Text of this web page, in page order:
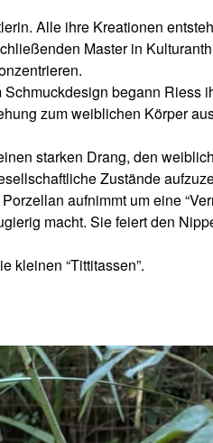
Alle ihre Kreationen
Master in
begann Riess
zum weiblichen Körper
starken Drang, den
Zustände
aufnimmt um eine
macht. Sie feiert den
kleinen “Tittitassen”.